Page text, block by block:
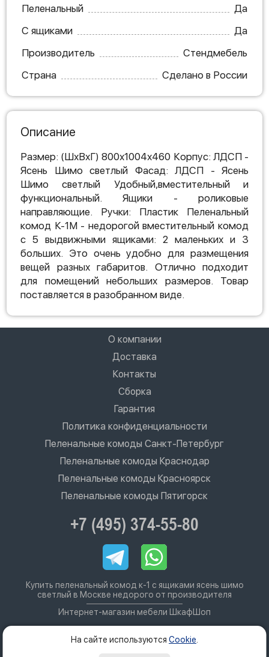
Пеленальный
Да
С ящиками
Да
Производитель
Стендмебель
Страна
Сделано в России
Описание
Размер: (ШхВхГ) 800х1004х460 Корпус: ЛДСП -
Ясень Шимо светлый Фасад: ЛДСП - Ясень
Шимо светлый Удобный,вместительный и
функциональный. Ящики - роликовые
направляющие. Ручки: Пластик Пеленальный
комод К-1М - недорогой вместительный комод
с 5 выдвижными ящиками: 2 маленьких и 3
больших. Это очень удобно для размещения
вещей разных габаритов. Отлично подходит
для помещений небольших размеров. Товар
поставляется в разобранном виде.
О компании
Доставка
Контакты
Сборка
Гарантия
Политика конфиденциальности
Пеленальные комоды Санкт-Петербург
Пеленальные комоды Краснодар
Пеленальные комоды Красноярск
Пеленальные комоды Пятигорск
+7 (495) 374-55-80
Купить пеленальный комод к-1 с ящиками ясень шимо
светлый в Москве недорого от производителя
Интернет-магазин мебели ШкафШоп
На сайте используются Cookie